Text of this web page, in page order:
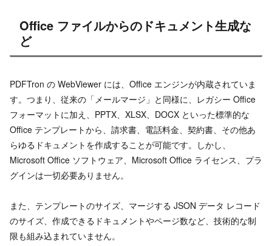
Office ファイルからのドキュメント生成な
ど
PDFTron の WebViewer には、Office エンジンが内蔵されていま
す。つまり、従来の「メールマージ」と同様に、レガシー Office
フォーマットに加え、PPTX、XLSX、DOCX といった標準的な
Office テンプレートから、請求書、電話料金、契約書、その他あ
らゆるドキュメントを作成することが可能です。しかし、
Microsoft Office ソフトウェア、Microsoft Office ライセンス、プラ
グインは一切必要ありません。
また、テンプレートのサイズ、マージする JSON データ レコード
のサイズ、作成できるドキュメントやページ数など、技術的な制
限も組み込まれていません。